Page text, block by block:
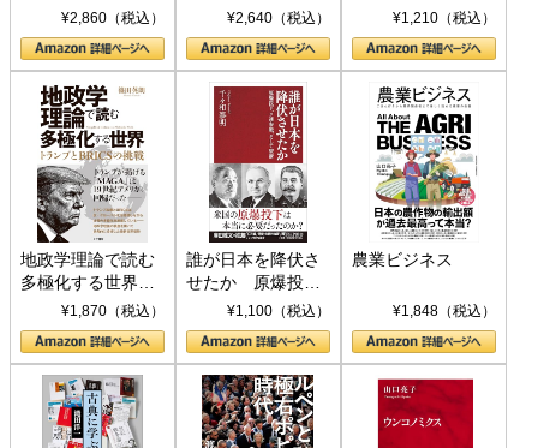
¥2,860（税込） ¥2,640（税込）
ト S 039)¥1,210（税込）
地政学理論で読む
多極化する世界：
トランプとBRICS
の挑戦
¥1,870（税込）
誰が日本を降伏さ
せたか 原爆投
下、ソ連参戦、そ
して聖断 (PHP新
書)
¥1,100（税込）
農業ビジネス
¥1,848（税込）